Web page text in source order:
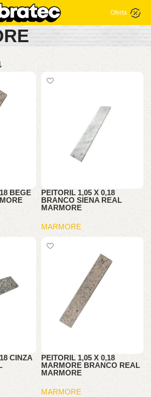
Oferta
BEGE
PEITORIL 1,05 X 0,18
BRANCO SIENA REAL
MARMORE
MARMORE
CINZA
PEITORIL 1,05 X 0,18
MARMORE BRANCO REAL
MARMORE
MARMORE